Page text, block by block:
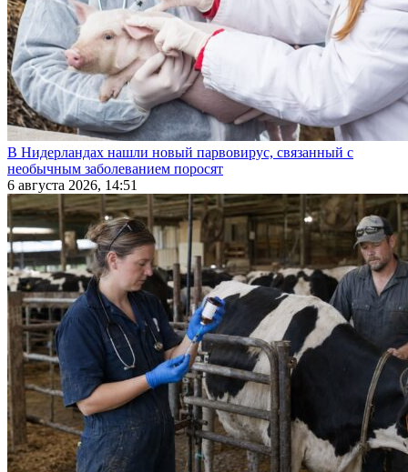
В Нидерландах нашли новый парвовирус, связанный с
необычным заболеванием поросят
6 августа 2026, 14:51